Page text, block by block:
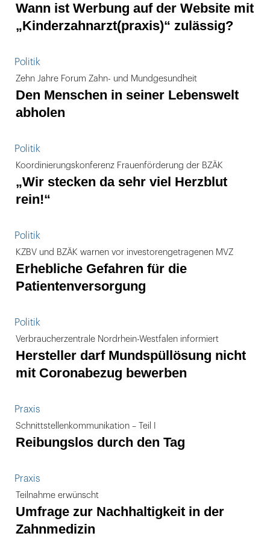
Wann ist Werbung auf der Website mit
„Kinderzahnarzt(praxis)“ zulässig?
Politik
Zehn Jahre Forum Zahn- und Mundgesundheit
Den Menschen in seiner Lebenswelt
abholen
Politik
Koordinierungskonferenz Frauenförderung der BZÄK
„Wir stecken da sehr viel Herzblut
rein!“
Politik
KZBV und BZÄK warnen vor investorengetragenen MVZ
Erhebliche Gefahren für die
Patientenversorgung
Politik
Verbraucherzentrale Nordrhein-Westfalen informiert
Hersteller darf Mundspüllösung nicht
mit Coronabezug bewerben
Praxis
Schnittstellenkommunikation – Teil I
Reibungslos durch den Tag
Praxis
Teilnahme erwünscht
Umfrage zur Nachhaltigkeit in der
Zahnmedizin